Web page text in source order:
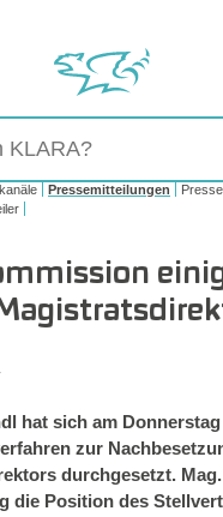
Pressemitteilungen
hat sich am
zur
durchgesetzt.
die Position des